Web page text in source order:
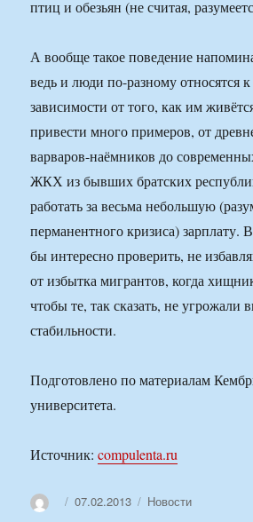
птиц и обезьян (не считая,
А вообще такое поведение
ведь и люди по-разному относятся
зависимости от того, как им
привести много примеров, от
варваров-наёмников до
ЖКХ из бывших братских
работать за весьма небольшую
перманентного кризиса) зарплату.
бы интересно проверить, не
от избытка мигрантов, когда
чтобы те, так сказать, не угрожали
стабильности.
Подготовлено по материалам
университета.
Источник:compulenta.ru
АвторОпубликовано
07.02.2013 Рубрики
Новости